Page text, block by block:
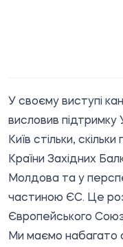
У своєму виступі
висловив підтримку
Київ стільки,
Країни Західних
Молдова та у
частиною ЄС. Це
Європейського
Ми маємо набагато